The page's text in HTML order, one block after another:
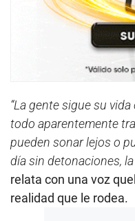
“La gente sigue su
todo aparentemente
pueden sonar lejos o
día sin detonaciones,
relata con una voz
realidad que le rodea.